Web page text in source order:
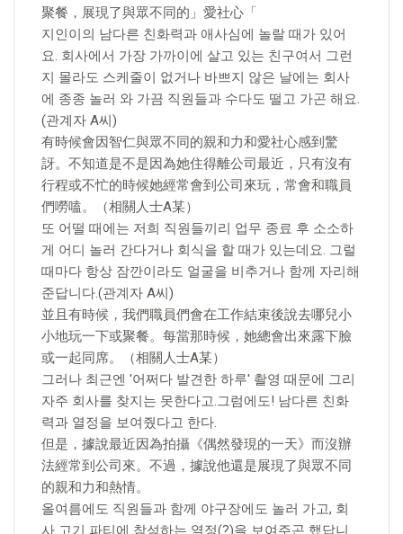
聚餐，展現了與眾不同的」愛社心「
지인이의 남다른 친화력과 애사심에 놀랄 때가 있어
요. 회사에서 가장 가까이에 살고 있는 친구여서 그런
지 몰라도 스케줄이 없거나 바쁘지 않은 날에는 회사
에 종종 놀러 와 가끔 직원들과 수다도 떨고 가곤 해요.
(관계자 A씨)
有時候會因智仁與眾不同的親和力和愛社心感到驚
訝。不知道是不是因為她住得離公司最近，只有沒有
行程或不忙的時候她經常會到公司來玩，常會和職員
們嘮嗑。（相關人士A某）
또 어떨 때에는 저희 직원들끼리 업무 종료 후 소소하
게 어디 놀러 간다거나 회식을 할 때가 있는데요. 그럴
때마다 항상 잠깐이라도 얼굴을 비추거나 함께 자리해
준답니다.(관계자 A씨)
並且有時候，我們職員們會在工作結束後說去哪兒小
小地玩一下或聚餐。每當那時候，她總會出來露下臉
或一起同席。（相關人士A某）
그러나 최근엔 '어쩌다 발견한 하루' 촬영 때문에 그리
자주 회사를 찾지는 못한다고.그럼에도! 남다른 친화
력과 열정을 보여줬다고 한다.
但是，據說最近因為拍攝《偶然發現的一天》而沒辦
法經常到公司來。不過，據說他還是展現了與眾不同
的親和力和熱情。
올여름에도 직원들과 함께 야구장에도 놀러 가고, 회
사 고기 파티에 참석하는 열정(?)을 보여주곤 했답니